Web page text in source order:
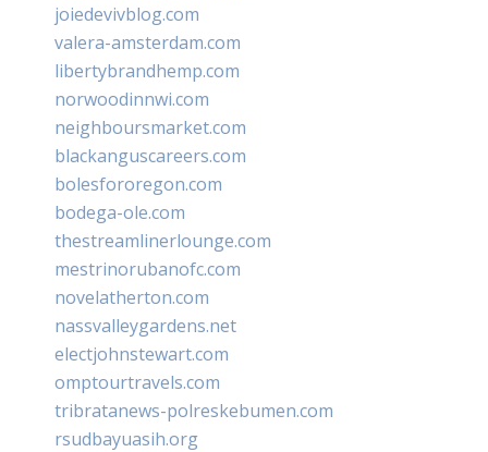
joiedevivblog.com
valera-amsterdam.com
libertybrandhemp.com
norwoodinnwi.com
neighboursmarket.com
blackanguscareers.com
bolesfororegon.com
bodega-ole.com
thestreamlinerlounge.com
mestrinorubanofc.com
novelatherton.com
nassvalleygardens.net
electjohnstewart.com
omptourtravels.com
tribratanews-polreskebumen.com
rsudbayuasih.org